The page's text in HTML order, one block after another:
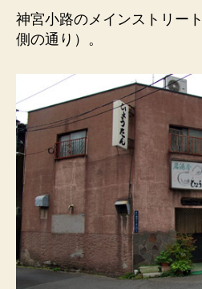
小
う
た
ん
の
絵
柄。
へ
の
神宮小路のメインストリー
側の通り）。